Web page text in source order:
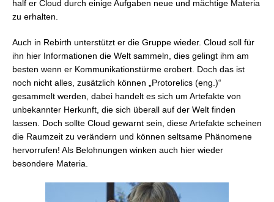
half er Cloud durch einige Aufgaben neue und mächtige Materia
zu erhalten.
Auch in Rebirth unterstützt er die Gruppe wieder. Cloud soll für
ihn hier Informationen die Welt sammeln, dies gelingt ihm am
besten wenn er Kommunikationstürme erobert. Doch das ist
noch nicht alles, zusätzlich können „Protorelics (eng.)“
gesammelt werden, dabei handelt es sich um Artefakte von
unbekannter Herkunft, die sich überall auf der Welt finden
lassen. Doch sollte Cloud gewarnt sein, diese Artefakte scheinen
die Raumzeit zu verändern und können seltsame Phänomene
hervorrufen! Als Belohnungen winken auch hier wieder
besondere Materia.